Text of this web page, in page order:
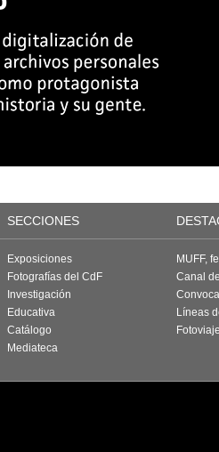
SECCIONES
Exposiciones
Fotografías del CdF
Investigación
Educativa
Catálogo
Mediateca
MUFF,
Canal
Líneas